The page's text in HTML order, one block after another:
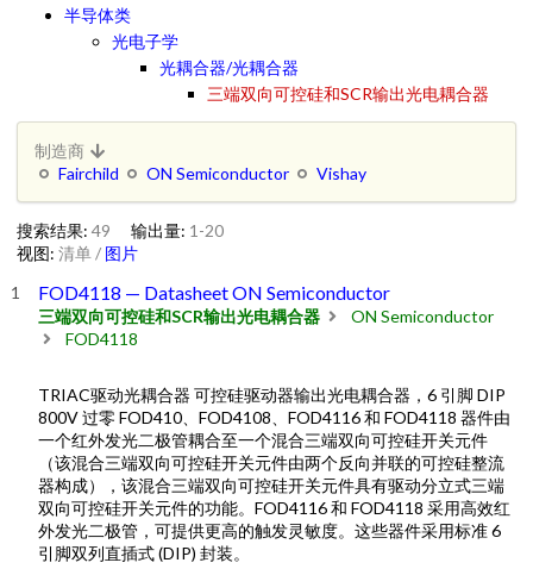
半导体类
光电子学
光耦合器/光耦合器
三端双向可控硅和SCR输出光电耦合器
制造商
Fairchild
ON Semiconductor Vishay
搜索结果: 49 输出量: 1-20
视图: 清单/ 图片
FOD4118 — Datasheet ON Semiconductor
三端双向可控硅和SCR输出光电耦合器
ON Semiconductor
FOD4118
TRIAC驱动光耦合器 可控硅驱动器输出光电耦合器，6 引脚 DIP
800V 过零 FOD410、FOD4108、FOD4116 和 FOD4118 器件由
一个红外发光二极管耦合至一个混合三端双向可控硅开关元件
（该混合三端双向可控硅开关元件由两个反向并联的可控硅整流
器构成），该混合三端双向可控硅开关元件具有驱动分立式三端
双向可控硅开关元件的功能。FOD4116 和 FOD4118 采用高效红
外发光二极管，可提供更高的触发灵敏度。这些器件采用标准 6
引脚双列直插式 (DIP) 封装。